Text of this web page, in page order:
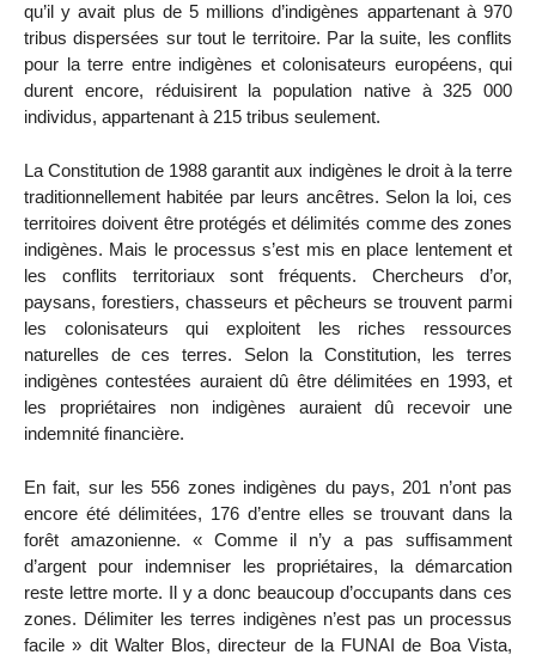
qu’il y avait plus de 5 millions d’indigènes appartenant à 970
tribus dispersées sur tout le territoire. Par la suite, les conflits
pour la terre entre indigènes et colonisateurs européens, qui
durent encore, réduisirent la population native à 325 000
individus, appartenant à 215 tribus seulement.
La Constitution de 1988 garantit aux indigènes le droit à la terre
traditionnellement habitée par leurs ancêtres. Selon la loi, ces
territoires doivent être protégés et délimités comme des zones
indigènes. Mais le processus s’est mis en place lentement et
les conflits territoriaux sont fréquents. Chercheurs d’or,
paysans, forestiers, chasseurs et pêcheurs se trouvent parmi
les colonisateurs qui exploitent les riches ressources
naturelles de ces terres. Selon la Constitution, les terres
indigènes contestées auraient dû être délimitées en 1993, et
les propriétaires non indigènes auraient dû recevoir une
indemnité financière.
En fait, sur les 556 zones indigènes du pays, 201 n’ont pas
encore été délimitées, 176 d’entre elles se trouvant dans la
forêt amazonienne. « Comme il n’y a pas suffisamment
d’argent pour indemniser les propriétaires, la démarcation
reste lettre morte. Il y a donc beaucoup d’occupants dans ces
zones. Délimiter les terres indigènes n’est pas un processus
facile » dit Walter Blos, directeur de la FUNAI de Boa Vista,